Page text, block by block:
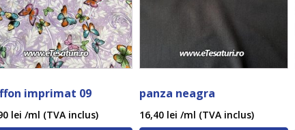
imprimat 09
lei /ml (TVA inclus)
panza neagra
16,40 lei /ml (TVA inclus)